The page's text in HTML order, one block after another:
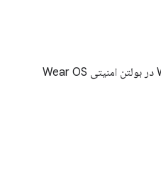
هیچ وصله امنیتی Wear OS در بولتن امنیتی Wear OS